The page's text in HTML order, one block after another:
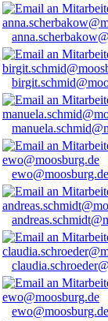
ewo@moosburg.de
ewo@moosburg.de